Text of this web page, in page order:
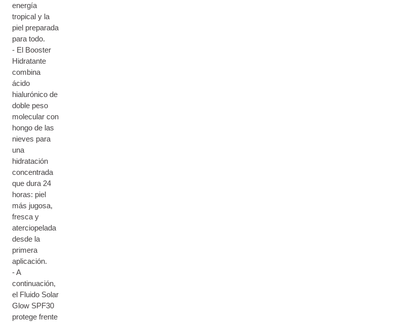
energía
tropical y la
piel preparada
para todo.
- El Booster
Hidratante
combina
ácido
hialurónico de
doble peso
molecular con
hongo de las
nieves para
una
hidratación
concentrada
que dura 24
horas: piel
más jugosa,
fresca y
aterciopelada
desde la
primera
aplicación.
- A
continuación,
el Fluido Solar
Glow SPF30
protege frente